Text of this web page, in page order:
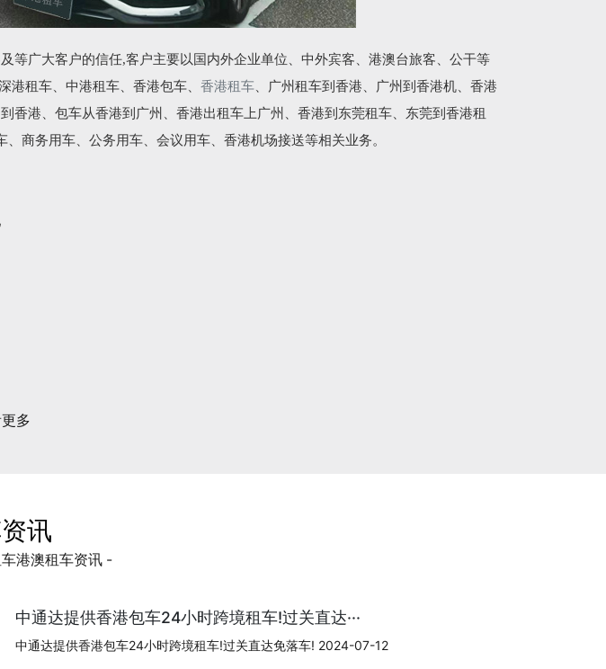
等广大客户的信任,客户主要以国内外企业单位、中外宾客、港澳台旅客、公干等
租车、中港租车、香港包车、 香港租车 、广州租车到香港、广州到香港机、香港
港、包车从香港到广州、香港出租车上广州、香港到东莞租车、东莞到香港租
商务用车、公务用车、会议用车、香港机场接送等相关业务。
多
讯
港澳租车资讯 -
中通达提供香港包车24小时跨境租车!过关直达···
中通达提供香港包车24小时跨境租车!过关直达免落车! 2024-07-12